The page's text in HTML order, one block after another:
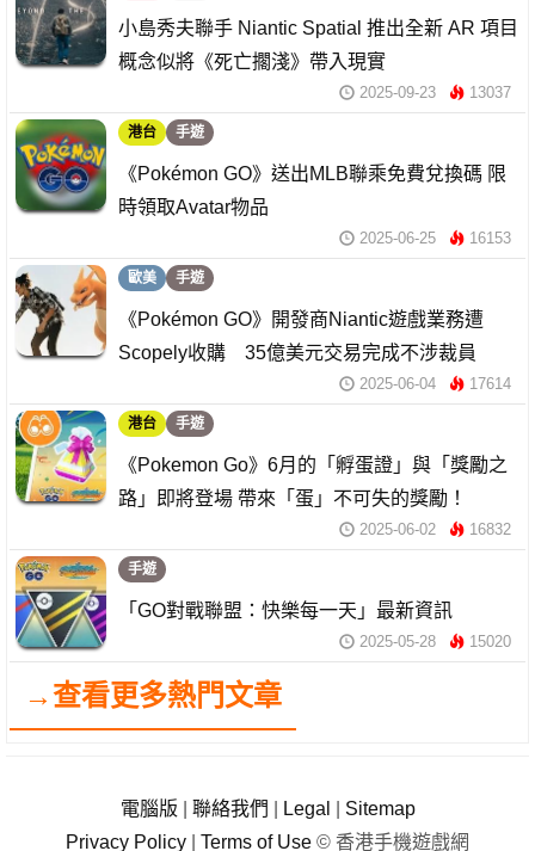
小島秀夫聯手 Niantic Spatial 推出全新 AR 項目
概念似將《死亡擱淺》帶入現實
2025-09-23 13037
港台 手遊
《Pokémon GO》送出MLB聯乘免費兌換碼 限
時領取Avatar物品
2025-06-25 16153
歐美 手遊
《Pokémon GO》開發商Niantic遊戲業務遭
Scopely收購 35億美元交易完成不涉裁員
2025-06-04 17614
港台 手遊
《Pokemon Go》6月的「孵蛋證」與「獎勵之
路」即將登場 帶來「蛋」不可失的獎勵！
2025-06-02 16832
手遊
「GO對戰聯盟：快樂每一天」最新資訊
2025-05-28 15020
→查看更多熱門文章
電腦版 聯絡我們 Legal
Sitemap
Privacy Policy
Terms of Use © 香港手機遊戲網